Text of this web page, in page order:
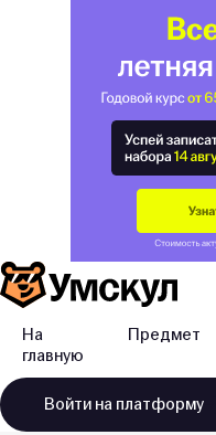
На
главную
Предмет
Войти на платформу